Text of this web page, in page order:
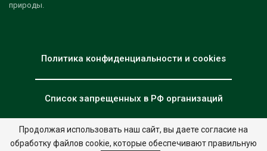
природы.
Политика конфиденциальности и cookies
Список запрещенных в РФ организаций
© 2026 - НИА "Экология". Все права защищены. Дизайн:nia.eco
Продолжая использовать наш сайт, вы даете согласие на
обработку файлов cookie, которые обеспечивают правильную